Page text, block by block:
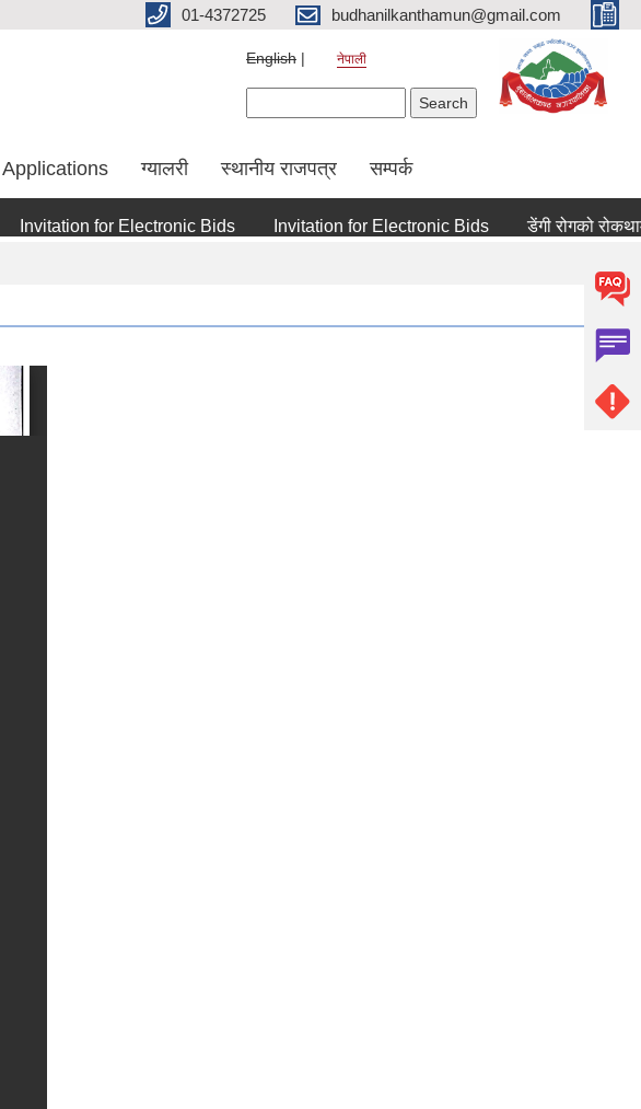
01-4372725 budhanilkanthamun@gmail.com
English नेपाली
Applications ग्यालरी स्थानीय राजपत्र सम्पर्क
Invitation for Electronic Bids Invitation for Electronic Bids डेंगी रोगको रोकथाम